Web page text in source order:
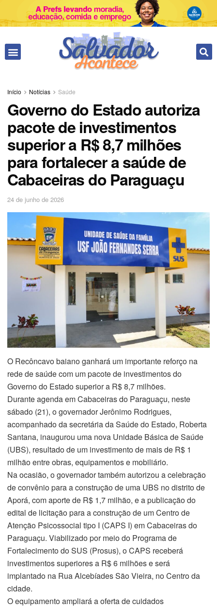
Início Notícias Saúde
Governo do Estado autoriza
pacote de investimentos
superior a R$ 8,7 milhões
para fortalecer a saúde de
Cabaceiras do Paraguaçu
24 de junho de 2026
O Recôncavo baiano ganhará um importante reforço na
rede de saúde com um pacote de investimentos do
Governo do Estado superior a R$ 8,7 milhões.
Durante agenda em Cabaceiras do Paraguaçu, neste
sábado (21), o governador Jerônimo Rodrigues,
acompanhado da secretária da Saúde do Estado, Roberta
Santana, inaugurou uma nova Unidade Básica de Saúde
(UBS), resultado de um investimento de mais de R$ 1
milhão entre obras, equipamentos e mobiliário.
Na ocasião, o governador também autorizou a celebração
de convênio para a construção de uma UBS no distrito de
Aporá, com aporte de R$ 1,7 milhão, e a publicação do
edital de licitação para a construção de um Centro de
Atenção Psicossocial tipo I (CAPS I) em Cabaceiras do
Paraguaçu. Viabilizado por meio do Programa de
Fortalecimento do SUS (Prosus), o CAPS receberá
investimentos superiores a R$ 6 milhões e será
implantado na Rua Alcebíades São Vieira, no Centro da
cidade.
O equipamento ampliará a oferta de cuidados